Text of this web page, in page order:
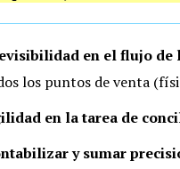
en el flujo de
los puntos de venta
en la tarea de
y sumar